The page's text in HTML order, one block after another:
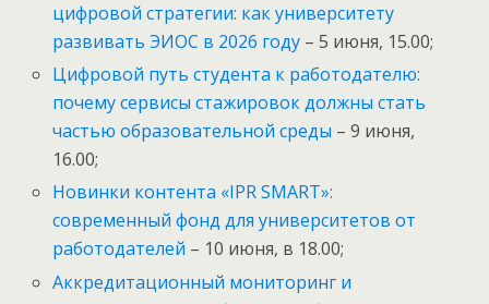
цифровой стратегии: как университету
развивать ЭИОС в 2026 году – 5 июня, 15.00;
Цифровой путь студента к работодателю:
почему сервисы стажировок должны стать
частью образовательной среды – 9 июня,
16.00;
Новинки контента «IPR SMART»:
современный фонд для университетов от
работодателей – 10 июня, в 18.00;
Аккредитационный мониторинг и